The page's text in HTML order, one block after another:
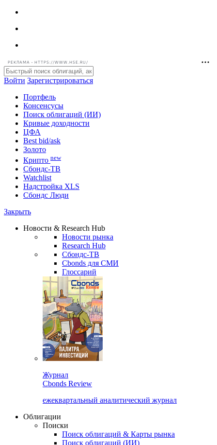
РЕКЛАМА • HTTPS://WWW.HSE.RU/
Войти Зарегистрироваться
Портфель
Консенсусы
Поиск облигаций (ИИ)
Кривые доходности
ЦФА
Best bid/ask
Золото
Крипто new
Watchlist
Сбондс Люди
Новости & Research Hub
Новости рынка
Research Hub
Сбондс-ТВ
Cbonds для СМИ
Глоссарий
Cbonds Review
ежеквартальный аналитический журнал